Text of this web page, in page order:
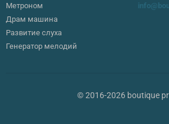
Метроном
Драм машина
Развитие слуха
Генератор мелодий
© 2016-2026 boutique